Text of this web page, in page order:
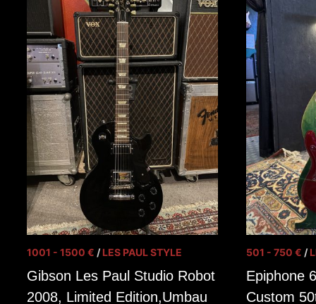
1001 - 1500 € /LES PAUL STYLE
Gibson Les Paul Studio Robot
2008, Limited Edition,Umbau
501 - 750 € /
Epiphone
Custom